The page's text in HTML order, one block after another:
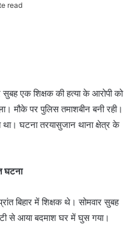
read
एक शिक्षक की हत्या के आरोपी को
मौके पर पुलिस तमाशबीन बनी रही।
घटना तरयासुजान थाना क्षेत्र के
घटना
बिहार में शिक्षक थे। सोमवार सुबह
से आया बदमाश घर में घुस गया।